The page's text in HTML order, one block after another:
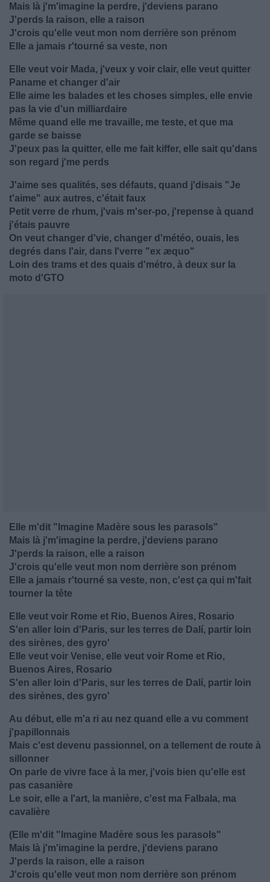
Mais là j'm'imagine la perdre, j'deviens parano
J'perds la raison, elle a raison
J'crois qu'elle veut mon nom derrière son prénom
Elle a jamais r'tourné sa veste, non
Elle vеut voir Mada, j'veux y voir clair, elle veut quitter
Paname et changer d'air
Elle aime les balades et les choses simples, elle envie
pas la vie d'un milliardaire
Même quand elle me travaille, me teste, et que ma
garde se baisse
J'peux pas la quitter, elle me fait kiffer, elle sait qu'dans
son regard j'me perds
J'aime ses qualités, ses défauts, quand j'disais "Je
t'aime" aux autres, c'était faux
Petit verre de rhum, j'vais m'ser-po, j'repense à quand
j'étais pauvre
On veut changer d'vie, changer d'météo, ouais, les
degrés dans l'air, dans l'verre "ex æquo"
Loin des trams et des quais d'métro, à deux sur la
moto d'GTO
Elle m'dit "Imagine Madère sous les parasols"
Mais là j'm'imagine la perdre, j'deviens parano
J'perds la raison, elle a raison
J'crois qu'elle veut mon nom derrière son prénom
Elle a jamais r'tourné sa veste, non, c'est ça qui m'fait
tourner la tête
Elle veut voir Rome et Rio, Buenos Aires, Rosario
S'en aller loin d'Paris, sur les terres de Dalí, partir loin
des sirènes, des gyro'
Elle veut voir Venise, elle veut voir Rome et Rio,
Buenos Aires, Rosario
S'en aller loin d'Paris, sur les terres de Dalí, partir loin
des sirènes, des gyro'
Au début, elle m'a ri au nez quand elle a vu comment
j'papillonnais
Mais c'est devenu passionnel, on a tellement de route à
sillonner
On parle de vivre face à la mer, j'vois bien qu'elle est
pas casanière
Le soir, elle a l'art, la manière, c'est ma Falbala, ma
cavalière
(Elle m'dit "Imagine Madère sous les parasols"
Mais là j'm'imagine la perdre, j'deviens parano
J'perds la raison, elle a raison
J'crois qu'elle veut mon nom derrière son prénom